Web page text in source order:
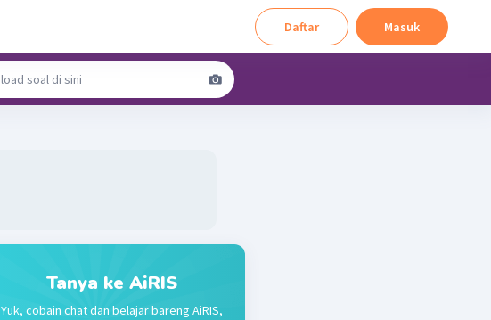
Daftar Masuk
Tanya ke AiRIS
Yuk, cobain chat dan belajar bareng AiRIS,